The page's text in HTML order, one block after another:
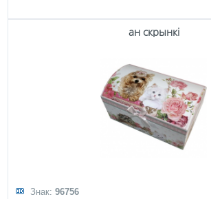
ан скрынкі
Знак:96756